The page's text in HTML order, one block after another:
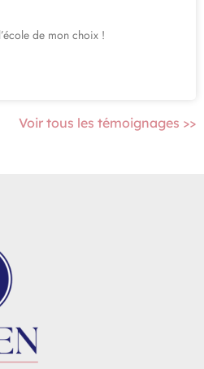
de mon choix !
Voir tous les témoignages >>